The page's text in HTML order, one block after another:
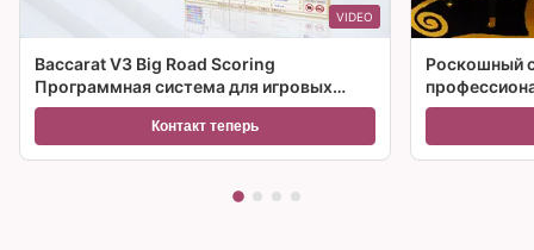
VIDEO
Baccarat V3 Big Road Scoring
Программная система для игровых
столов казино
Контакт теперь
Роскошный
казино